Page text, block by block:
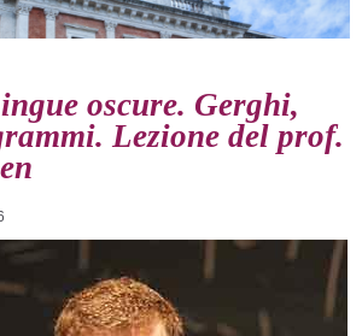
oscure. Gerghi,
Lezione del prof.